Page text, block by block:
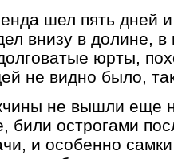
шел пять дней и
внизу в долине,
юрты,
не видно было,
не вышли еще
били острогами
и особенно